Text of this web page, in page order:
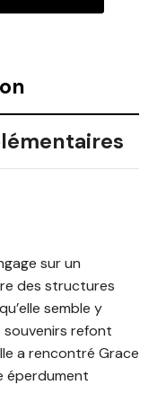
sur un
des structures
semble y
souvenirs refont
a rencontré Grace
éperdument